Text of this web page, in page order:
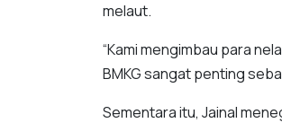
melaut.
“Kami mengimbau para
BMKG sangat penting
Sementara itu, Jainal